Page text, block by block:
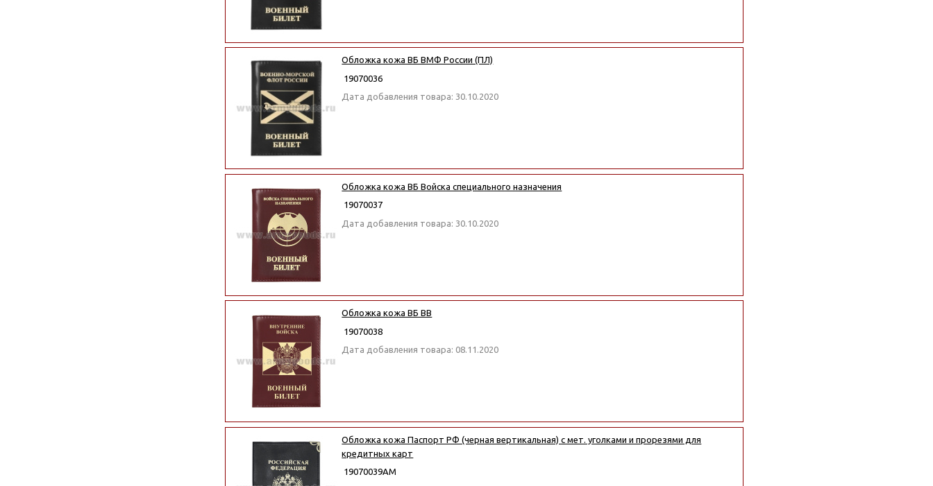
Обложка кожа ВБ ВМФ России (ПЛ)
19070036
Дата добавления товара: 30.10.2020
Обложка кожа ВБ Войска специального назначения
19070037
Дата добавления товара: 30.10.2020
Обложка кожа ВБ ВВ
19070038
Дата добавления товара: 08.11.2020
Обложка кожа Паспорт РФ (черная вертикальная) с мет. уголками и прорезями для
кредитных карт
19070039АМ